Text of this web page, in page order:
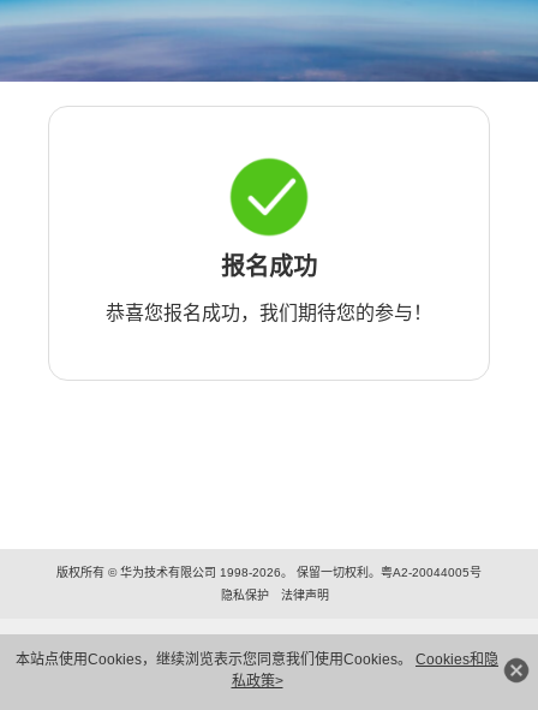
本站点使用Cookies，继续浏览表示您同意我们使用Cookies。 Cookies和隐
私政策>
报名成功
恭喜您报名成功，我们期待您的参与！
版权所有 © 华为技术有限公司 1998-2026。 保留一切权利。粤A2-20044005号
隐私保护
法律声明